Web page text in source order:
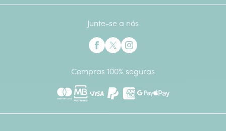
Junte-se a nós
Compras 100% seguras
MastercardMultibancoPaypalAmerican Express
Google Pay
Apple Pay